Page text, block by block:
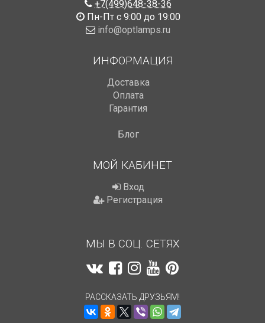
+7(499)648-38-36
Пн-Пт с 9:00 до 19:00
info@optlamps.ru
ИНФОРМАЦИЯ
Доставка
Оплата
Гарантия
Блог
МОЙ КАБИНЕТ
Вход
Регистрация
МЫ В СОЦ. СЕТЯХ
РАССКАЗАТЬ ДРУЗЬЯМ!